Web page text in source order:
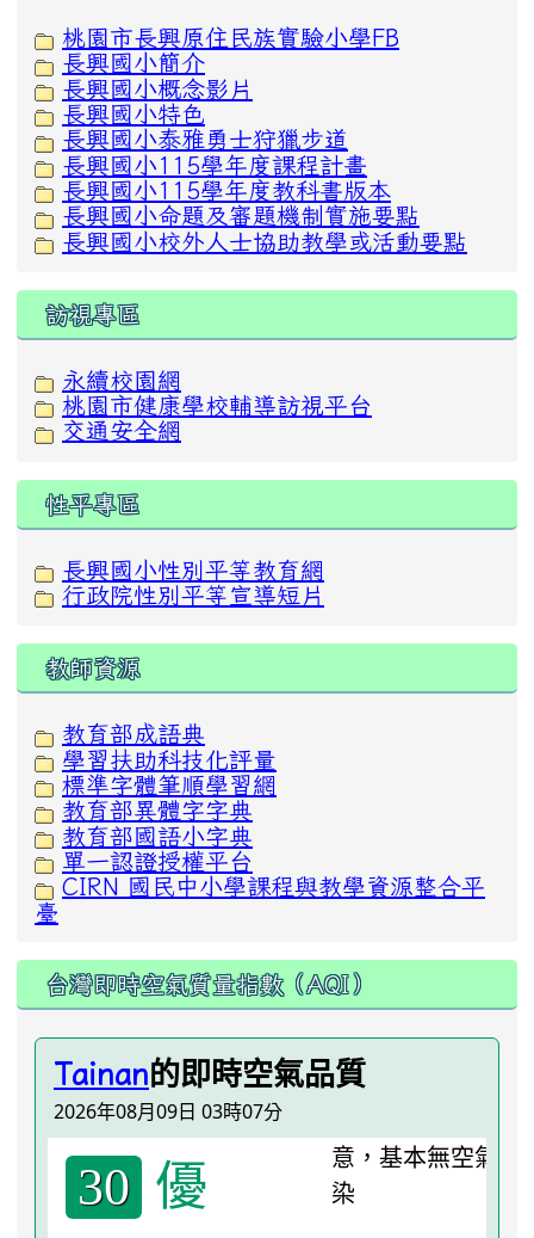
桃園市長興原住民族實驗小學FB
長興國小簡介
長興國小概念影片
長興國小特色
長興國小泰雅勇士狩獵步道
長興國小115學年度課程計畫
長興國小115學年度教科書版本
長興國小命題及審題機制實施要點
長興國小校外人士協助教學或活動要點
訪視專區
永續校園網
桃園市健康學校輔導訪視平台
交通安全網
性平專區
長興國小性別平等教育網
行政院性別平等宣導短片
教師資源
教育部成語典
學習扶助科技化評量
標準字體筆順學習網
教育部異體字字典
教育部國語小字典
單一認證授權平台
CIRN 國民中小學課程與教學資源整合平
臺
台灣即時空氣質量指數（AQI）
Tainan的即時空氣品質
2026年08月09日 03時07分
30 優